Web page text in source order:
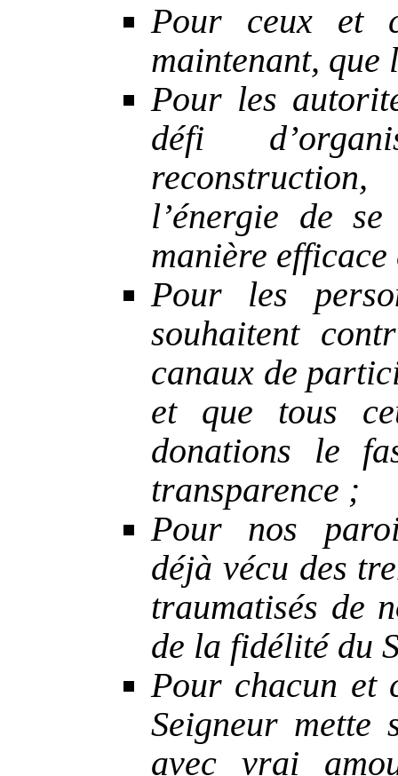
Pour ceux et
maintenant, que
Pour les
défi
l’énergie de
manière
Pour les
souhaitent
canaux de
et que tous
donations le
transparence ;
Pour nos
déjà vécu des
traumatisés de
de la fidélité du
Pour chacun et
Seigneur
avec vrai